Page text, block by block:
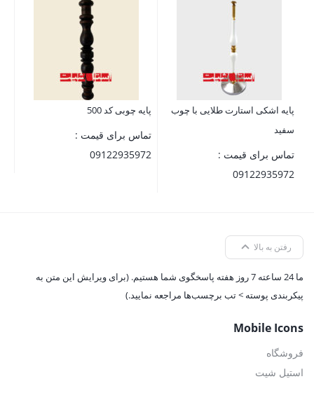
پایه اشکی استارت طلایی با چوب
سفید
تماس برای قیمت :
09122935972
پایه چوبی کد 500
تماس برای قیمت :
09122935972
رفتن به بالا
ما 24 ساعته 7 روز هفته پاسخگوی شما هستیم. (برای ویرایش این متن به
پیکربندی پوسته > تب برچسب‌ها مراجعه نمایید.)
Mobile Icons
فروشگاه
استیل شیت